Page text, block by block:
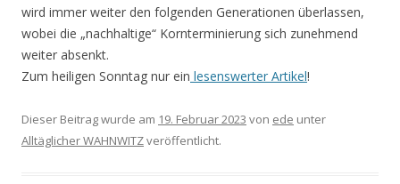
wird immer weiter den folgenden Generationen überlassen,
wobei die „nachhaltige“ Kornterminierung sich zunehmend
weiter absenkt.
Zum heiligen Sonntag nur ein lesenswerter Artikel!
Dieser Beitrag wurde am 19. Februar 2023 von ede unter
Alltäglicher WAHNWITZveröffentlicht.